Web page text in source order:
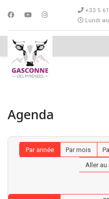
+33 5
Lundi
Agenda
Par année Par mois
Aller au